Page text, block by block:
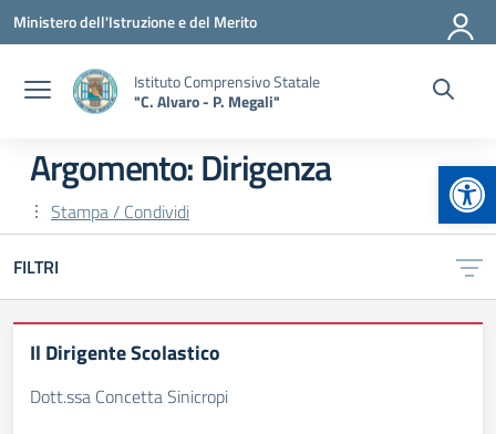
Vai ai contenuti
Vai al menu di navigazione
Vai al footer
Ministero dell'Istruzione e del Merito
Istituto Comprensivo Statale
"C. Alvaro - P. Megali"
Argomento: Dirigenza
Stampa / Condividi
FILTRI
Il Dirigente Scolastico
Dott.ssa Concetta Sinicropi